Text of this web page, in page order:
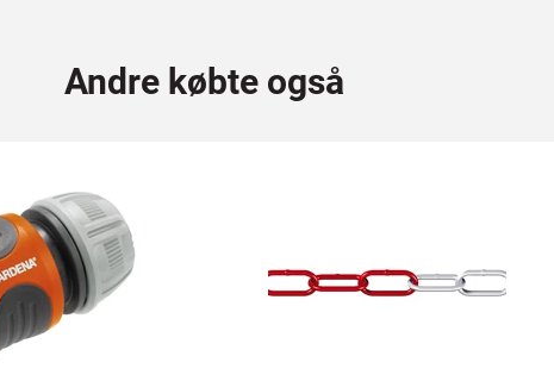
Andre købte også